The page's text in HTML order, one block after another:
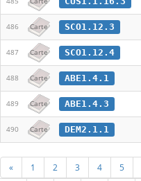
486 Carte SCO1.12.3
487 Carte SCO1.12.4
488 Carte ABE1.4.1
489 Carte ABE1.4.3
490 Carte DEM2.1.1
« 1 2 3 4 5